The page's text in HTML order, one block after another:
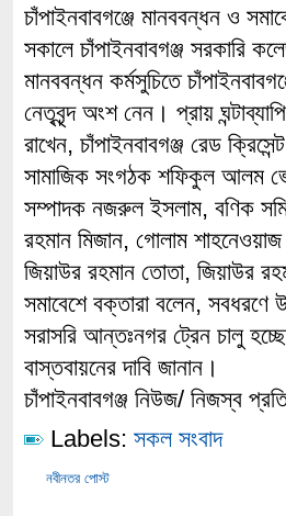
চাঁপাইনবাবগঞ্জে মানববন্ধন ও
সকালে চাঁপাইনবাবগঞ্জ সরকারি
মানববন্ধন কর্মসুচিতে
নেতৃবৃন্দ অংশ নেন। প্রায়
রাখেন, চাঁপাইনবাবগঞ্জ রেড
সামাজিক সংগঠক শফিকুল আলম
সম্পাদক নজরুল ইসলাম, বণিক
রহমান মিজান, গোলাম
জিয়াউর রহমান তোতা, জিয়াউর
সমাবেশে বক্তারা বলেন, সবধরণে
সরাসরি আন্তঃনগর ট্রেন চালু
বাস্তবায়নের দাবি জানান।
চাঁপাইনবাবগঞ্জ নিউজ/ নিজস্ব
Labels: সকল সংবাদ
নবীনতর পোস্ট